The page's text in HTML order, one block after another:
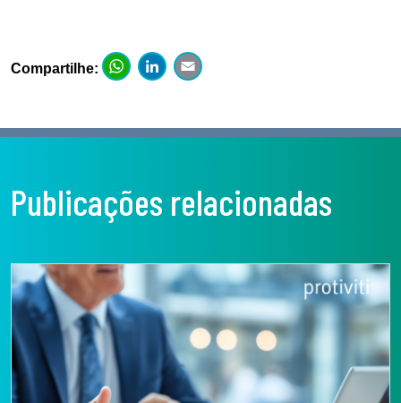
Compartilhe: WhatsApp
LinkedIn
Publicações relacionadas